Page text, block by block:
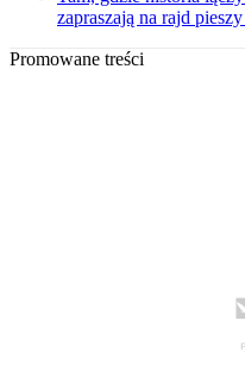
zapraszają na rajd
Promowane treści